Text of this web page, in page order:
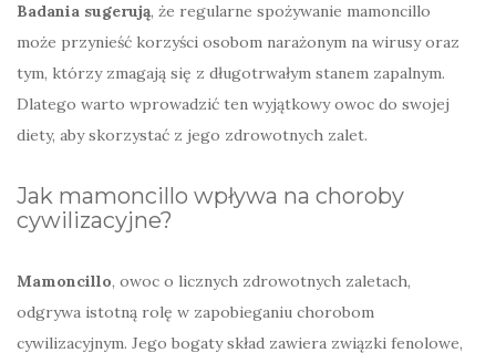
Badania sugerują, że regularne spożywanie mamoncillo
może przynieść korzyści osobom narażonym na wirusy oraz
tym, którzy zmagają się z długotrwałym stanem zapalnym.
Dlatego warto wprowadzić ten wyjątkowy owoc do swojej
diety, aby skorzystać z jego zdrowotnych zalet.
Jak mamoncillo wpływa na choroby
cywilizacyjne?
Mamoncillo, owoc o licznych zdrowotnych zaletach,
odgrywa istotną rolę w zapobieganiu chorobom
cywilizacyjnym. Jego bogaty skład zawiera związki fenolowe,